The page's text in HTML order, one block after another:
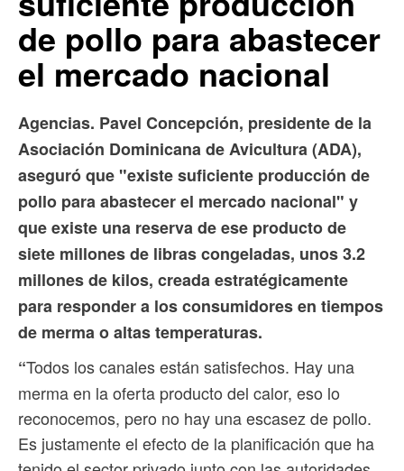
de pollo para abastecer
el mercado nacional
Agencias. Pavel Concepción, presidente de la
Asociación Dominicana de Avicultura (ADA),
aseguró que "existe suficiente producción de
pollo para abastecer el mercado nacional" y
que existe una reserva de ese producto de
siete millones de libras congeladas, unos 3.2
millones de kilos, creada estratégicamente
para responder a los consumidores en tiempos
de merma o altas temperaturas.
“Todos los canales están satisfechos. Hay una
merma en la oferta producto del calor, eso lo
reconocemos, pero no hay una escasez de pollo.
Es justamente el efecto de la planificación que ha